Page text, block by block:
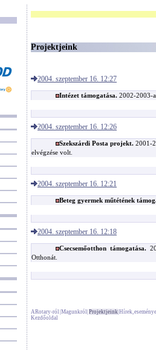
Projektjeink
2004. szeptember 16. 12:27
Intézet támogatása. 2002-2003-
2004. szeptember 16. 12:26
Szekszárdi Posta projekt. 2001-
elvégzése volt.
2004. szeptember 16. 12:21
Beteg gyermek műtétének
2004. szeptember 16. 12:18
Csecsemőotthon támogatása.
Otthonát.
A Rotary-ról |Magunkról Projektjeink|Hírek,
Kezdőoldal